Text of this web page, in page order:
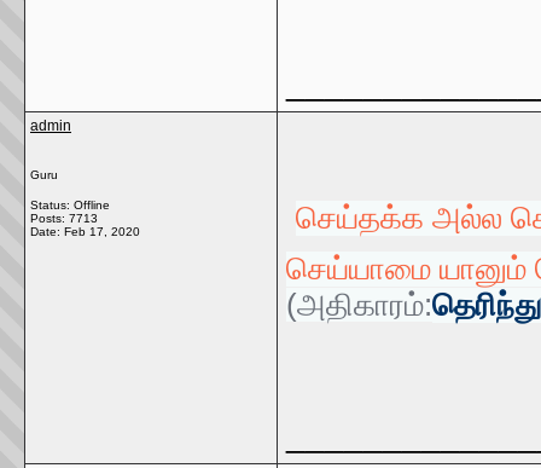
admin
Guru
Status: Offline
Posts: 7713
Date: Feb 17, 2020
செய்தக்க அல்ல
செய்யாமை யானும்
(அதிகாரம்: